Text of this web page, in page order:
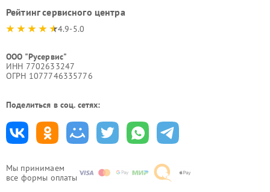
Мы принимаем
все формы оплаты
Рейтинг сервисного центра
4.9-5.0
ООО "Русервис"
ИНН 7702633247
ОГРН 1077746335776
Поделиться в соц. сетях: